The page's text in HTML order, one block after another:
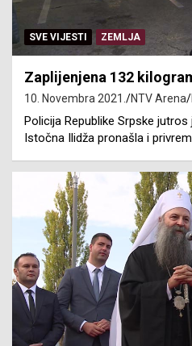
SVE VIJESTI ZEMLJA
Zaplijenjena 132
10. Novembra 2021. NTV Arena
Policija Republike Srpske
Istočna Ilidža pronašla i